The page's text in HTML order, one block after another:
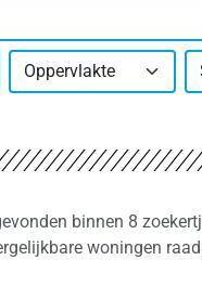
Oppervlakte
binnen 8
woningen